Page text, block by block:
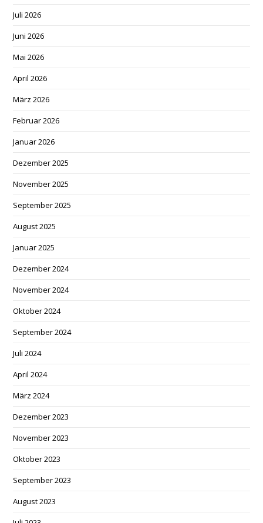
Juli 2026
Juni 2026
Mai 2026
April 2026
März 2026
Februar 2026
Januar 2026
Dezember 2025
November 2025
September 2025
August 2025
Januar 2025
Dezember 2024
November 2024
Oktober 2024
September 2024
Juli 2024
April 2024
März 2024
Dezember 2023
November 2023
Oktober 2023
September 2023
August 2023